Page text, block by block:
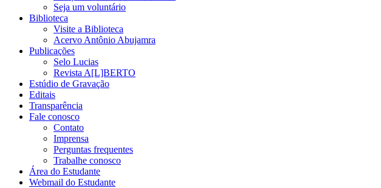
Seja um voluntário
Biblioteca
Visite a Biblioteca
Acervo Antônio Abujamra
Publicações
Selo Lucias
Revista A[L]BERTO
Estúdio de Gravação
Editais
Transparência
Fale conosco
Contato
Imprensa
Perguntas frequentes
Trabalhe conosco
Área do Estudante
Webmail do Estudante